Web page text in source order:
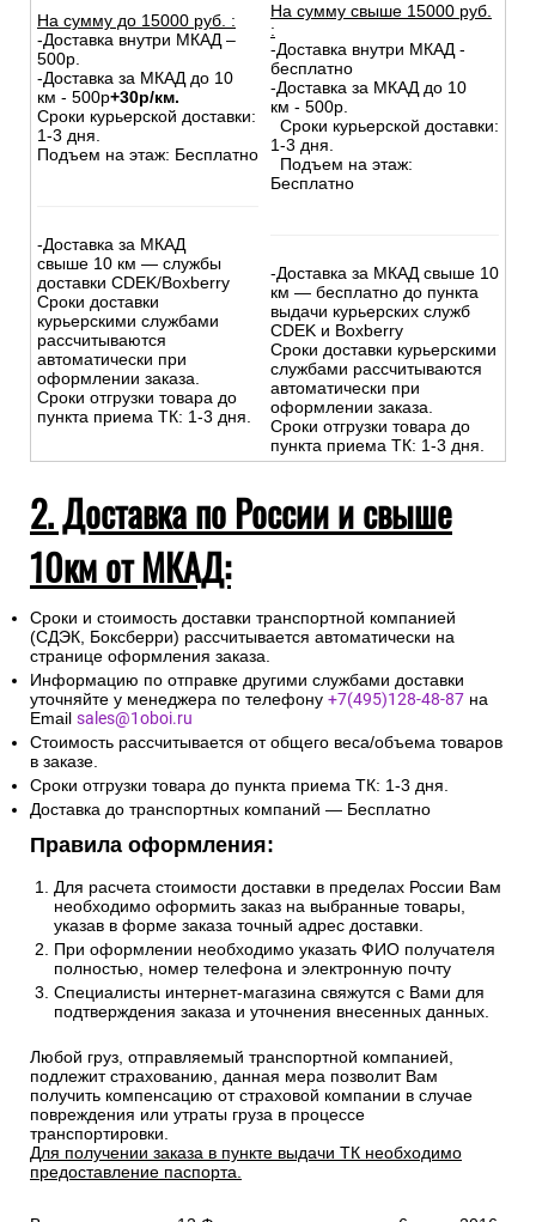
На сумму до 15000 руб. :
-Доставка внутри МКАД –
500р.
-Доставка за МКАД до 10
км - 500р+30р/км.
Сроки курьерской доставки:
1-3 дня.
Подъем на этаж: Бесплатно
-Доставка за МКАД
свыше 10 км — службы
доставки CDEK/Boxberry
Сроки доставки
курьерскими службами
рассчитываются
автоматически при
оформлении заказа.
Сроки отгрузки товара до
пункта приема ТК: 1-3 дня.
На сумму свыше 15000 руб.
:
-Доставка внутри МКАД -
бесплатно
-Доставка за МКАД до 10
км - 500р.
Сроки курьерской доставки:
1-3 дня.
Подъем на этаж:
Бесплатно
-Доставка за МКАД свыше 10
км — бесплатно до пункта
выдачи курьерских служб
CDEK и Boxberry
Сроки доставки курьерскими
службами рассчитываются
автоматически при
оформлении заказа.
Сроки отгрузки товара до
пункта приема ТК: 1-3 дня.
2. Доставка по России и свыше
10км от МКАД:
Сроки и стоимость доставки транспортной компанией
(СДЭК, Боксберри) рассчитывается автоматически на
странице оформления заказа.
Информацию по отправке другими службами доставки
уточняйте у менеджера по телефону +7(495)128-48-87 на
Email sales@1oboi.ru
Стоимость рассчитывается от общего веса/объема товаров
в заказе.
Сроки отгрузки товара до пункта приема ТК: 1-3 дня.
Доставка до транспортных компаний — Бесплатно
Правила оформления:
Для расчета стоимости доставки в пределах России Вам
необходимо оформить заказ на выбранные товары,
указав в форме заказа точный адрес доставки.
При оформлении необходимо указать ФИО получателя
полностью, номер телефона и электронную почту
Специалисты интернет-магазина свяжутся с Вами для
подтверждения заказа и уточнения внесенных данных.
Любой груз, отправляемый транспортной компанией,
подлежит страхованию, данная мера позволит Вам
получить компенсацию от страховой компании в случае
повреждения или утраты груза в процессе
транспортировки.
Для получении заказа в пункте выдачи ТК необходимо
предоставление паспорта.